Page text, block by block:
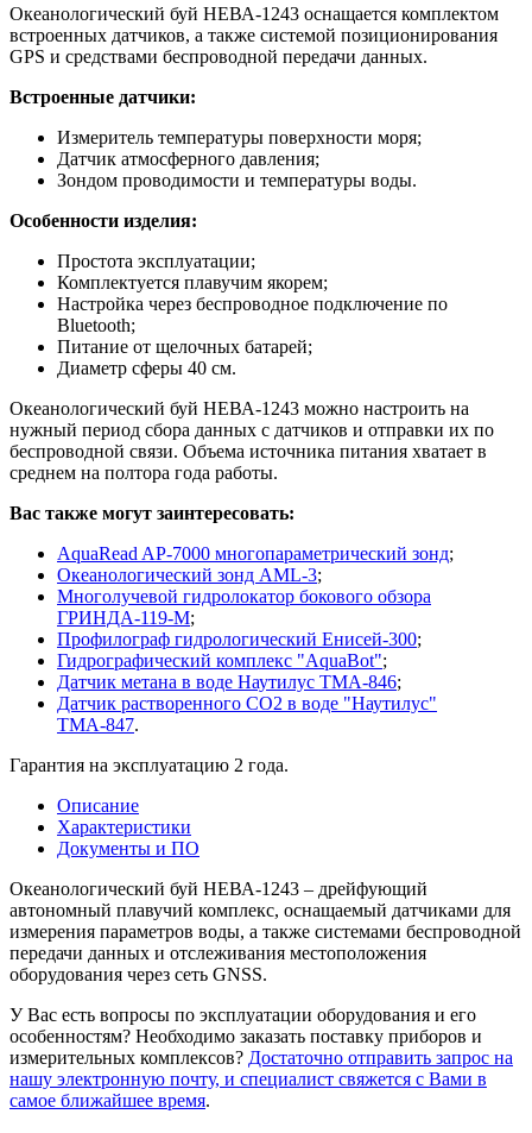
Океанологический буй НЕВА-1243 оснащается комплектом
встроенных датчиков, а также системой позиционирования
GPS и средствами беспроводной передачи данных.
Встроенные датчики:
Измеритель температуры поверхности моря;
Датчик атмосферного давления;
Зондом проводимости и температуры воды.
Особенности изделия:
Простота эксплуатации;
Комплектуется плавучим якорем;
Настройка через беспроводное подключение по
Bluetooth;
Питание от щелочных батарей;
Диаметр сферы 40 см.
Океанологический буй НЕВА-1243 можно настроить на
нужный период сбора данных с датчиков и отправки их по
беспроводной связи. Объема источника питания хватает в
среднем на полтора года работы.
Вас также могут заинтересовать:
AquaRead AP-7000 многопараметрический зонд;
Океанологический зонд AML-3;
Многолучевой гидролокатор бокового обзора
ГРИНДА-119-М;
Профилограф гидрологический Енисей-300;
Гидрографический комплекс "AquaBot";
Датчик метана в воде Наутилус ТМА-846;
Датчик растворенного CO2 в воде "Наутилус"
ТМА-847.
Гарантия на эксплуатацию 2 года.
Описание
Характеристики
Документы и ПО
Океанологический буй НЕВА-1243 – дрейфующий
автономный плавучий комплекс, оснащаемый датчиками для
измерения параметров воды, а также системами беспроводной
передачи данных и отслеживания местоположения
оборудования через сеть GNSS.
У Вас есть вопросы по эксплуатации оборудования и его
особенностям? Необходимо заказать поставку приборов и
измерительных комплексов? Достаточно отправить запрос на
нашу электронную почту, и специалист свяжется с Вами в
самое ближайшее время.